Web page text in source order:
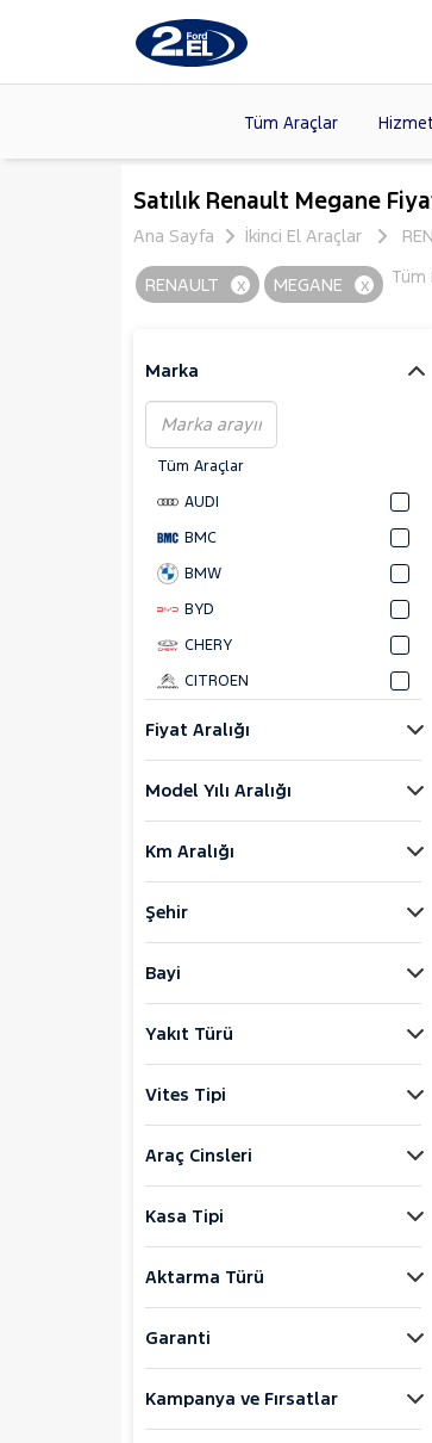
Tüm Araçlar
Markalar >
Modeller >
Kasalar
Satılık Renault Megane
Ana Sayfa
İkinci El Araçlar
Tüm
RENAULT x MEGANE x
Marka
Tüm Araçlar
AUDI
BMC
BMW
BYD
CHERY
CITROEN
DAIHATSU
FIAT
FORD
ISUZU
Iveco
KIA
LANCIA
MAN
MERCEDES-BENZ
MINI
NISSAN
OPEL
Fiyat Aralığı
Model Yılı Aralığı
Km Aralığı
Şehir
Bayi
Yakıt Türü
Vites Tipi
Araç Cinsleri
Kasa Tipi
Aktarma Türü
Garanti
Kampanya ve Fırsatlar